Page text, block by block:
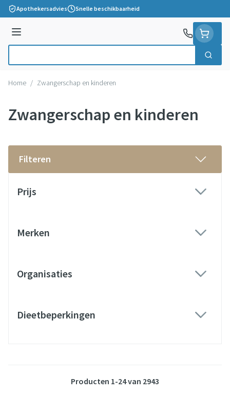
Ga naar de inhoud
Apothekersadvies Snelle beschikbaarheid
Menu
Zoek
Home / Zwangerschap en kinderen
Zwangerschap en kinderen
Filteren
Prijs
Merken
Organisaties
Dieetbeperkingen
Producten 1-24van 2943